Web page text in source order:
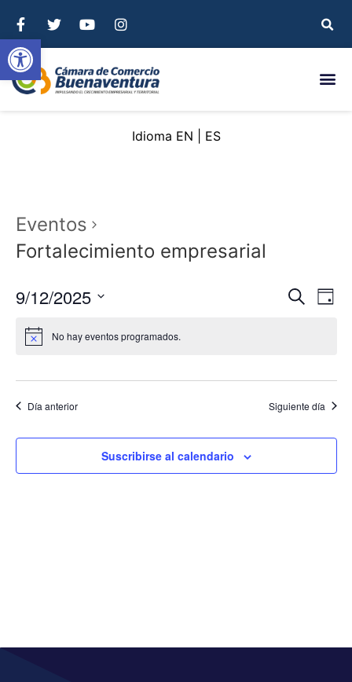
Abrir barra de herramientas
EN ES
Eventos
Fortalecimiento empresarial
y
de
Buscar
de
Day
9/12/2025
fecha.
No hay eventos programados.
Día anterior Siguiente día
Suscribirse al calendario